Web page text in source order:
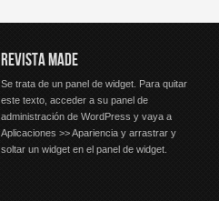
REVISTA MADE
Se trata de un panel de widget. Para quitar
este texto, acceder a su panel de
administración de WordPress y vaya a
Aplicaciones >> Apariencia y arrastrar y
soltar un widget en el panel de widget.